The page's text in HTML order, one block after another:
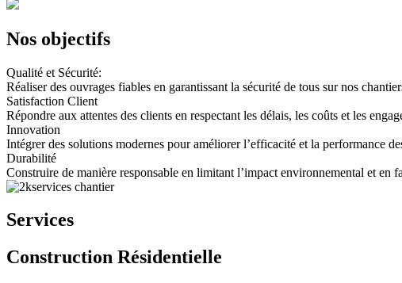
Nos objectifs
Qualité et Sécurité:
Réaliser des ouvrages fiables en garantissant la sécurité de tous sur nos
Satisfaction Client
Répondre aux attentes des clients en respectant les délais, les coûts et les
Innovation
Intégrer des solutions modernes pour améliorer l’efficacité et la performance
Durabilité
Construire de manière responsable en limitant l’impact environnemental et en
Services
Construction Résidentielle